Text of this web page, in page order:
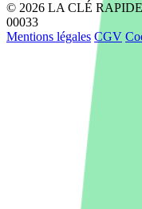
© 2026 LA CLÉ RAPIDE
00033
Mentions légales CGV